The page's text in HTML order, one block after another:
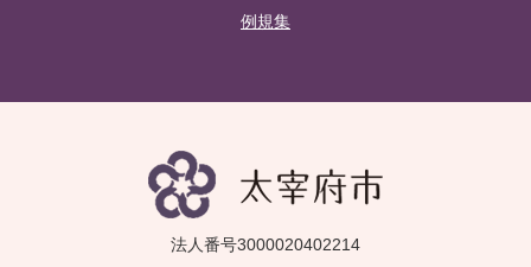
例規集
法人番号3000020402214